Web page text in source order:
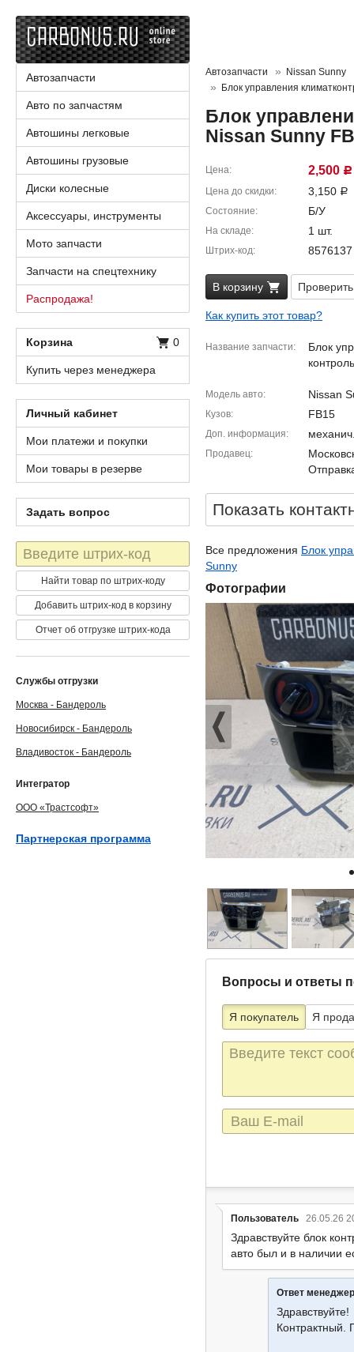
Автозапчасти
Nissan Sunny
Блок управления
Блок
Nissan Sunny
Цена 2,500 Р
Цена до скидки 3,150 Р
Состояние Б/У
На складе 1 шт.
Штрих-код 8576137
В корзину
Как купить этот товар?
Название запчасти
Блок
контроль
Модель авто Nissan
Кузов FB15
Доп. информация
Продавец
Показать
Все предложения Блок
Sunny
Фотографии
Вопросы и ответы
Я покупатель Я
Текст
сообщения
E-
mail
Пользователь 26.05.26
Здравствуйте блок
авто был и в наличии
Ответ
Здравствуйте!
Контрактный.
Автозапчасти
Авто по запчастям
Автошины легковые
Автошины грузовые
Диски колесные
Аксессуары, инструменты
Мото запчасти
Запчасти на спецтехнику
Распродажа!
Корзина 0
Купить через менеджера
Личный кабинет
Мои платежи и покупки
Мои товары в резерве
Задать вопрос
Штрих-
код
Найти товар по штрих-коду
Добавить штрих-код в корзину
Отчет об отгрузке штрих-кода
Службы отгрузки
Москва - Бандероль
Новосибирск - Бандероль
Владивосток - Бандероль
Интегратор
ООО «Трастсофт»
Партнерская программа